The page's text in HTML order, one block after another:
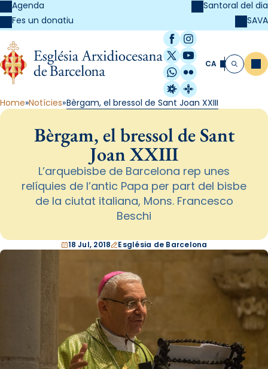
Agenda
Fes un donatiu
Santoral del dia
SAVA
Facebook
Instagram
X / Twitter
YouTube
WhatsApp
Flickr
Radio Estel
Catalunya
CA Cerca
Home Notícies Bèrgam, el bressol de Sant Joan XXIII
Bèrgam, el bressol de Sant
Joan XXIII
L’arquebisbe de Barcelona rep unes
relíquies de l’antic Papa per part del bisbe
de la ciutat italiana, Mons. Francesco
Beschi
18 Jul, 2018 Església de Barcelona